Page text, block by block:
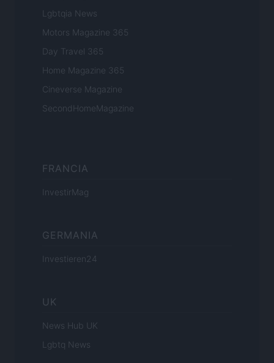
Lgbtqia News
Motors Magazine 365
Day Travel 365
Home Magazine 365
Cineverse Magazine
SecondHomeMagazine
FRANCIA
InvestirMag
GERMANIA
Investieren24
UK
News Hub UK
Lgbtq News